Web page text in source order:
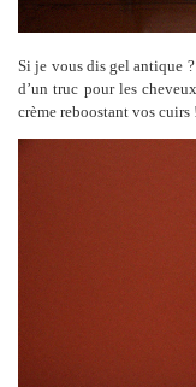
Si je vous dis gel antique
d’un truc pour les
crème reboostant vos cuirs